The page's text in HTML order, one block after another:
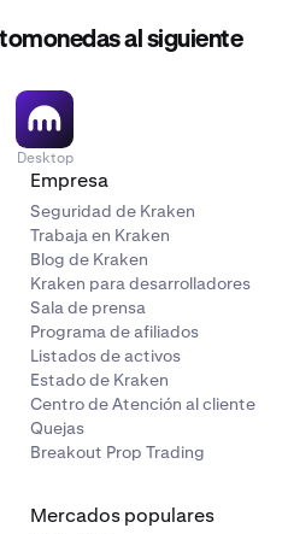
al siguiente
Desktop
Empresa
Seguridad de Kraken
Trabaja en Kraken
Blog de Kraken
Kraken para desarrolladores
Sala de prensa
Programa de afiliados
Listados de activos
Estado de Kraken
Centro de Atención al cliente
Quejas
Breakout Prop Trading
Mercados populares